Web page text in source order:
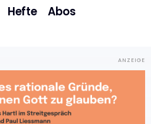
Hefte Abos